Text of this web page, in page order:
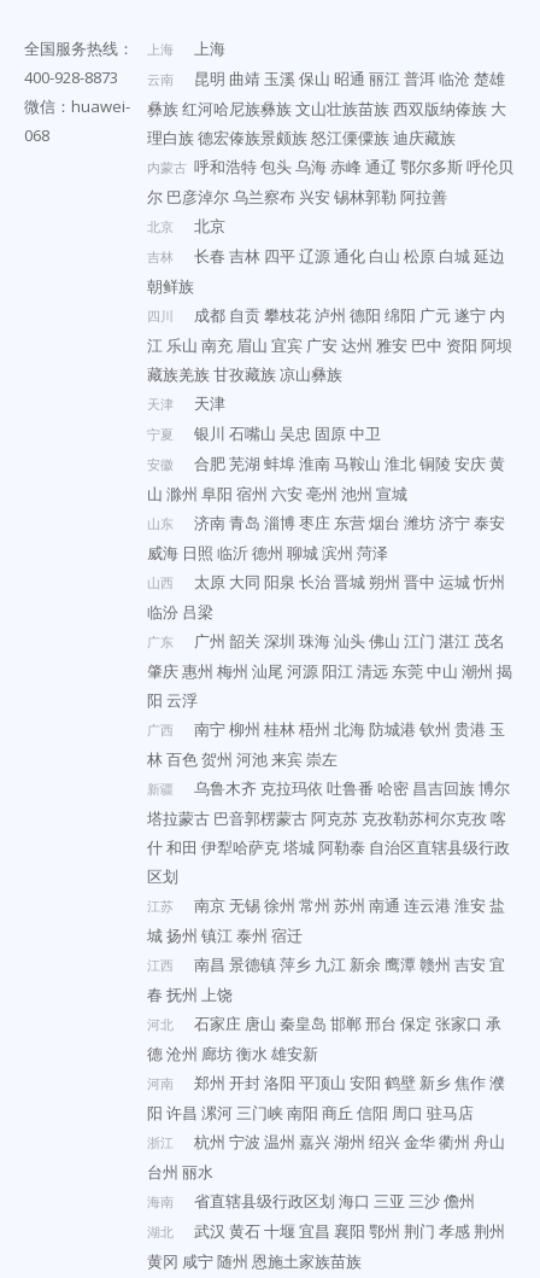
全国服务热线：
400-928-8873
微信：huawei-
068
上海 上海
云南 昆明 曲靖 玉溪保山 昭通 丽江普洱临沧楚雄
彝族红河哈尼族彝族文山壮族苗族西双版纳傣族 大
理白族德宏傣族景颇族怒江傈僳族迪庆藏族
内蒙古 呼和浩特包头乌海赤峰通辽 鄂尔多斯呼伦贝
尔 巴彦淖尔乌兰察布 兴安锡林郭勒 阿拉善
北京 北京
吉林 长春 吉林 四平辽源通化 白山 松原 白城延边
朝鲜族
四川 成都 自贡攀枝花泸州 德阳 绵阳 广元遂宁 内
江 乐山 南充 眉山 宜宾 广安达州 雅安 巴中 资阳 阿坝
藏族羌族甘孜藏族凉山彝族
天津 天津
宁夏 银川 石嘴山 吴忠 固原中卫
安徽 合肥芜湖 蚌埠淮南马鞍山 淮北铜陵 安庆黄
山 滁州 阜阳 宿州 六安亳州 池州 宣城
山东 济南青岛 淄博枣庄 东营烟台 潍坊济宁泰安
威海 日照 临沂德州 聊城滨州 菏泽
山西 太原 大同 阳泉 长治晋城朔州 晋中 运城忻州
临汾 吕梁
广东 广州 韶关 深圳 珠海汕头佛山 江门 湛江 茂名
肇庆惠州 梅州 汕尾 河源阳江清远 东莞中山 潮州 揭
阳 云浮
广西 南宁柳州 桂林梧州 北海防城港钦州 贵港 玉
林百色贺州 河池来宾崇左
新疆 乌鲁木齐 克拉玛依 吐鲁番 哈密 昌吉回族博尔
塔拉蒙古 巴音郭楞蒙古阿克苏 克孜勒苏柯尔克孜喀
什和田 伊犁哈萨克塔城阿勒泰 自治区直辖县级行政
区划
江苏 南京无锡徐州 常州 苏州 南通 连云港淮安盐
城扬州 镇江泰州 宿迁
江西 南昌 景德镇萍乡 九江 新余鹰潭赣州 吉安宜
春 抚州 上饶
河北 石家庄 唐山 秦皇岛 邯郸邢台 保定 张家口 承
德沧州 廊坊衡水雄安新
河南 郑州 开封洛阳 平顶山 安阳 鹤壁 新乡焦作濮
阳 许昌 漯河三门峡南阳 商丘 信阳 周口 驻马店
浙江 杭州 宁波 温州 嘉兴湖州 绍兴金华衢州 舟山
台州 丽水
海南 省直辖县级行政区划 海口 三亚 三沙儋州
湖北 武汉 黄石十堰 宜昌 襄阳 鄂州 荆门 孝感荆州
黄冈 咸宁随州 恩施土家族苗族